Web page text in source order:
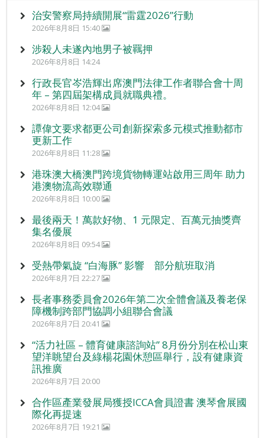
治安警察局持續開展“雷霆2026”行動
2026年8月8日 15:40
涉殺人未遂內地男子被羈押
2026年8月8日 14:24
行政長官岑浩輝出席澳門法律工作者聯合會十周
年 – 第四屆架構成員就職典禮。
2026年8月8日 12:04
譚偉文要求都更公司創新探索多元模式推動都市
更新工作
2026年8月8日 11:28
港珠澳大橋澳門跨境貨物轉運站啟用三周年 助力
港澳物流高效聯通
2026年8月8日 10:00
最後兩天！萬款好物、1 元限定、百萬元抽獎齊
集名優展
2026年8月8日 09:54
受熱帶氣旋 “白海豚” 影響 部分航班取消
2026年8月7日 22:27
長者事務委員會2026年第二次全體會議及養老保
障機制跨部門協調小組聯合會議
2026年8月7日 20:41
“活力社區 – 體育健康諮詢站” 8月份分別在松山東
望洋眺望台及綠楊花園休憩區舉行，設有健康資
訊推廣
2026年8月7日 20:00
合作區產業發展局獲授ICCA會員證書 澳琴會展國
際化再提速
2026年8月7日 19:21